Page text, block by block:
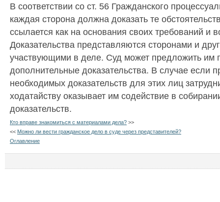
В соответствии со ст. 56 Гражданского
каждая сторона должна доказать те
ссылается как на основания своих требований и
Доказательства представляются сторонами и
участвующими в деле. Суд может предложить им
дополнительные доказательства. В случае если
необходимых доказательств для этих лиц
ходатайству оказывает им содействие в
доказательств.
Кто вправе знакомиться с материалами дела? >>
<< Можно ли вести гражданское дело в суде через представителей?
Оглавление